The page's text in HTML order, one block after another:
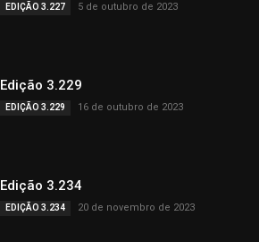
EDIÇÃO 3.227 5 de outubro de 2023
Edição 3.229
EDIÇÃO 3.229 16 de outubro de 2023
Edição 3.234
EDIÇÃO 3.234 20 de novembro de 2023